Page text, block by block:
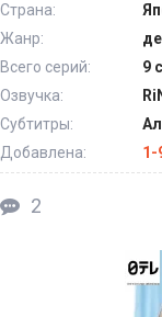
Страна:
Жанр:
Всего серий:
9
Озвучка:
Субтитры:
Добавлена:
1-
2